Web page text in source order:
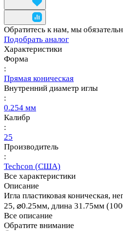
Обратитесь к нам, мы
Подобрать аналог
Характеристики
Форма
:
Прямая коническая
Внутренний диаметр иглы
:
0.254 мм
Калибр
:
25
Производитель
:
Techcon (США)
Все характеристики
Описание
Игла пластиковая коническая,
25, ⌀0.25мм, длина 31.75мм
Все описание
Обратите внимание